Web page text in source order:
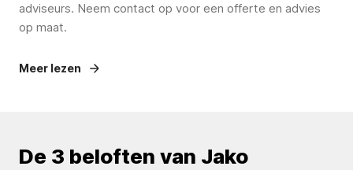
adviseurs. Neem contact op voor een offerte en advies
op maat.
Meer lezen
De 3 beloften van Jako